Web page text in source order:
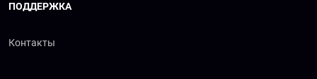
ПОДДЕРЖКА
Контакты